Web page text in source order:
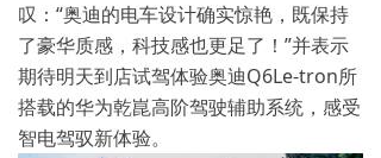
叹：“奥迪的电车设计确实惊艳，既保持
了豪华质感，科技感也更足了！”并表示
期待明天到店试驾体验奥迪Q6Le-tron所
搭载的华为乾崑高阶驾驶辅助系统，感受
智电驾驭新体验。